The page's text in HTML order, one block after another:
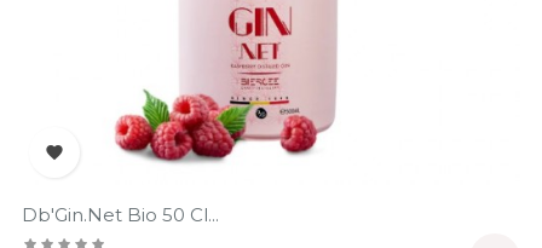

Db'Gin.net Bio 50 Cl...